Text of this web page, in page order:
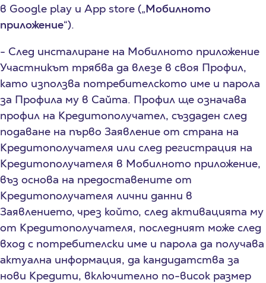
в Google play и App store („Мобилното
приложение“).
- След инсталиране на Мобилното приложение
Участникът трябва да влезе в своя Профил,
като използва потребителското име и парола
за Профила му в Сайта. Профил ще означава
профил на Кредитополучател, създаден след
подаване на първо Заявление от страна на
Кредитополучателя или след регистрация на
Кредитополучателя в Мобилното приложение,
въз основа на предоставените от
Кредитополучателя лични данни в
Заявлението, чрез който, след активацията му
от Кредитополучателя, последният може след
вход с потребителски име и парола да получава
актуална информация, да кандидатства за
нови Кредити, включително по-висок размер